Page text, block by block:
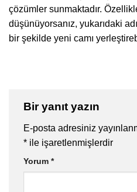
çözümler sunmaktadır.
düşünüyorsanız, yukarıdaki
bir şekilde yeni camı
Bir yanıt yazın
E-posta adresiniz
* ile işaretlenmişlerdir
Yorum *